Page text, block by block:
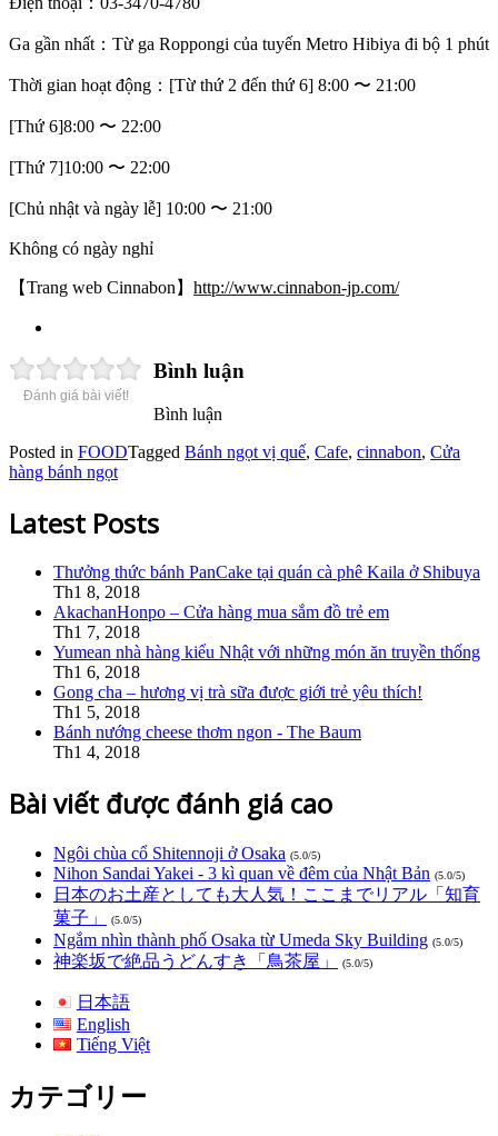
Ga gần nhất：Từ ga Roppongi của tuyến Metro Hibiya đi bộ 1 phút
Thời gian hoạt động：[Từ thứ 2 đến thứ 6] 8:00 〜 21:00
[Thứ 6]8:00 〜 22:00
[Thứ 7]10:00 〜 22:00
[Chủ nhật và ngày lễ] 10:00 〜 21:00
Không có ngày nghỉ
【Trang web Cinnabon】 http://www.cinnabon-jp.com/
Đánh giá bài viết!
Bình luận
Bình luận
Posted in FOODTagged Bánh ngọt vị quế, Cafe, cinnabon, Cửa
hàng bánh ngọt
Latest Posts
Thưởng thức bánh PanCake tại quán cà phê Kaila ở Shibuya
Th1 8, 2018
AkachanHonpo – Cửa hàng mua sắm đồ trẻ em
Th1 7, 2018
Yumean nhà hàng kiểu Nhật với những món ăn truyền thống
Th1 6, 2018
Gong cha – hương vị trà sữa được giới trẻ yêu thích!
Th1 5, 2018
Bánh nướng cheese thơm ngon - The Baum
Th1 4, 2018
Bài viết được đánh giá cao
Ngôi chùa cổ Shitennoji ở Osaka (5.0/5)
Nihon Sandai Yakei - 3 kì quan về đêm của Nhật Bản (5.0/5)
日本のお土産としても大人気！ここまでリアル「知育
菓子」
(5.0/5)
Ngắm nhìn thành phố Osaka từ Umeda Sky Building (5.0/5)
神楽坂で絶品うどんすき「鳥茶屋」 (5.0/5)
日本語
English
Tiếng Việt
カテゴリー